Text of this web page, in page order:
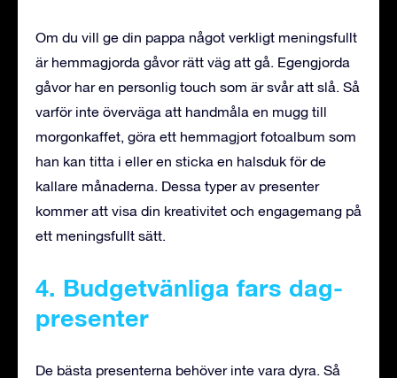
Om du vill ge din pappa något verkligt meningsfullt
är hemmagjorda gåvor rätt väg att gå. Egengjorda
gåvor har en personlig touch som är svår att slå. Så
varför inte överväga att handmåla en mugg till
morgonkaffet, göra ett hemmagjort fotoalbum som
han kan titta i eller en sticka en halsduk för de
kallare månaderna. Dessa typer av presenter
kommer att visa din kreativitet och engagemang på
ett meningsfullt sätt.
4. Budgetvänliga fars dag-
presenter
De bästa presenterna behöver inte vara dyra. Så